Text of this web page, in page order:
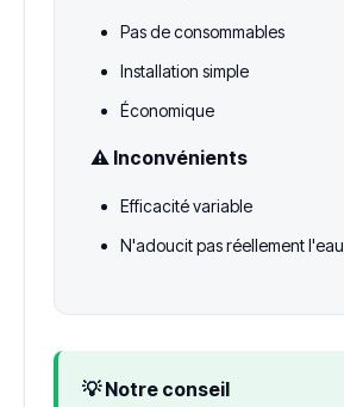
Pas de consommables
Installation simple
Économique
⚠️ Inconvénients
Efficacité variable
N'adoucit pas réellement l'eau
💡 Notre conseil